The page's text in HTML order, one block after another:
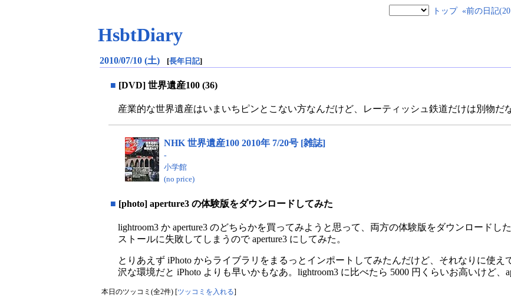
トップ «前の日記
HsbtDiary
2010/07/10 (土) [長年日記]
■ [DVD] 世界遺産100 (36)
産業的な世界遺産はいまいちピンとこない方なんだけど、レーティッシュ鉄道だけは別物だ
NHK 世界遺産100 2010年 7/20号 [雑誌]
-
小学館
(no price)
■ [photo] aperture3 の体験版をダウンロードしてみた
lightroom3 か aperture3 のどちらかを買ってみようと思って、両方の体験版をダウンロードし
ストールに失敗してしまうので aperture3 にしてみた。
とりあえず iPhoto からライブラリをまるっとインポートしてみたんだけど、それなりに使
沢な環境だと iPhoto よりも早いかもなあ。lightroom3 に比べたら 5000 円くらいお高いけど、
本日のツッコミ(全2件) [ ツッコミを入れる